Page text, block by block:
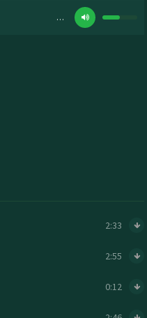
…
2:33
2:55
0:12